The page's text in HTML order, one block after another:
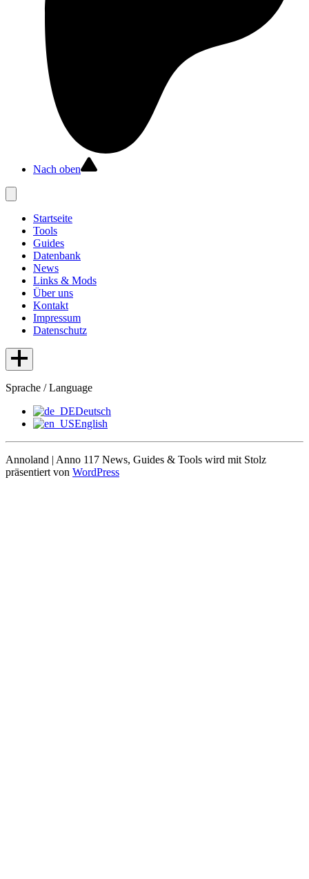
Nach oben
Startseite
Tools
Guides
Datenbank
News
Links & Mods
Über uns
Kontakt
Impressum
Datenschutz
Sprache / Language
Deutsch
English
Annoland | Anno 117 News, Guides & Tools wird mit Stolz
präsentiert von WordPress